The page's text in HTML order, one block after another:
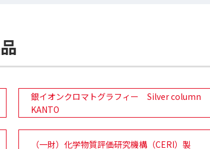
銀イオンクロマトグラフィー Silver column
KANTO
（一財）化学物質評価研究機構（CERI）製